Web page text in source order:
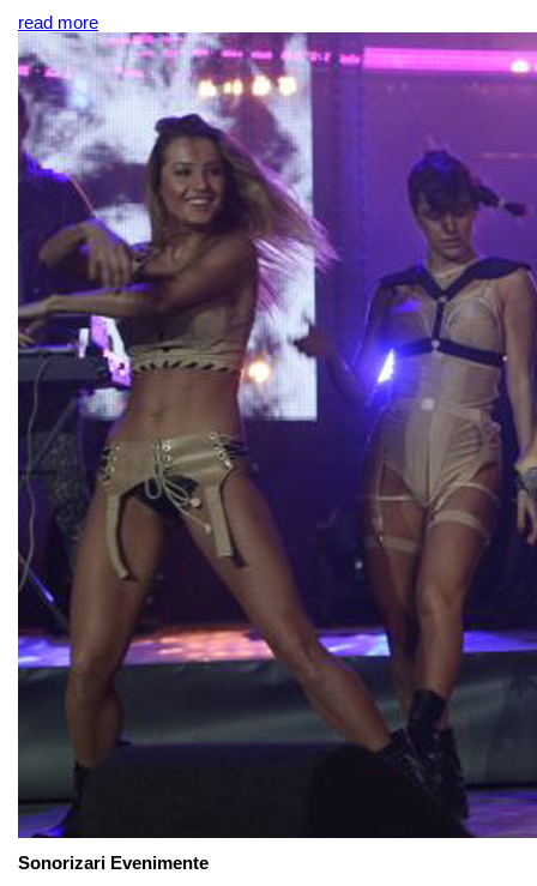
read more
Sonorizari Evenimente